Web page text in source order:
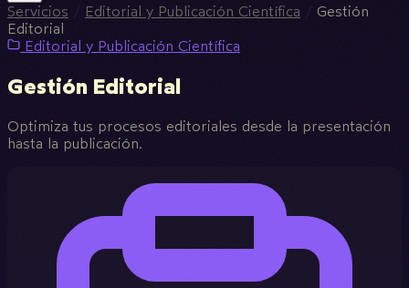
Servicios / Editorial y Publicación Científica / Gestión
Editorial
Editorial y Publicación Científica
Gestión Editorial
Optimiza tus procesos editoriales desde la presentación
hasta la publicación.